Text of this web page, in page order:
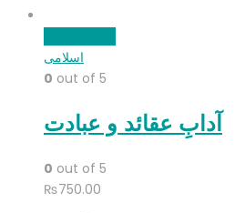
اسلامی
0 out of 5
آدابِ عقائد و عبادت
0 out of 5
₨750.00